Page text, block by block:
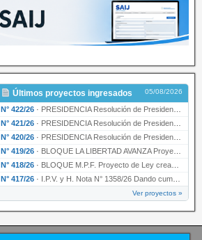
Últimos proyectos ingresados 05/08/2026
N° 422/26 · PRESIDENCIA Resolución de Presidencia N° 200/26 para su ratificación.
N° 421/26 · PRESIDENCIA Resolución de Presidencia N° 199/26 para su ratificación.
N° 420/26 · PRESIDENCIA Resolución de Presidencia N° 198/26 para su ratificación.
N° 419/26 · BLOQUE LA LIBERTAD AVANZA Proyecto de Ley declarando la esencialidad del servicio educativ…
N° 418/26 · BLOQUE M.P.F. Proyecto de Ley creando el Ente Único Regulador de servicios públicos de la …
N° 417/26 · I.P.V. y H. Nota N° 1358/26 Dando cumplimiento al artículo 29 de la Ley provincial N° 1399…
Ver proyectos »